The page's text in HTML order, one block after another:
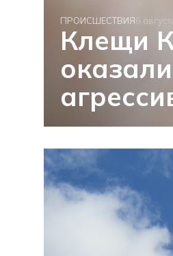
ПРОИСШЕСТВИЯ6
Клещи